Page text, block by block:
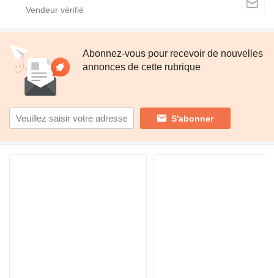
Abonnez-vous pour recevoir de nouvelles
annonces de cette rubrique
S'abonner